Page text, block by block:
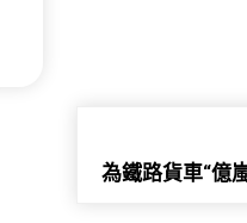
為鐵路貨車“億